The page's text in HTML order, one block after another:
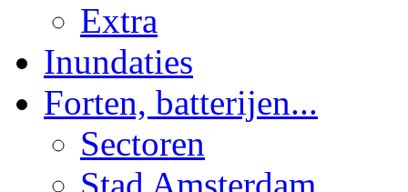
Extra
Inundaties
Forten, batterijen...
Sectoren